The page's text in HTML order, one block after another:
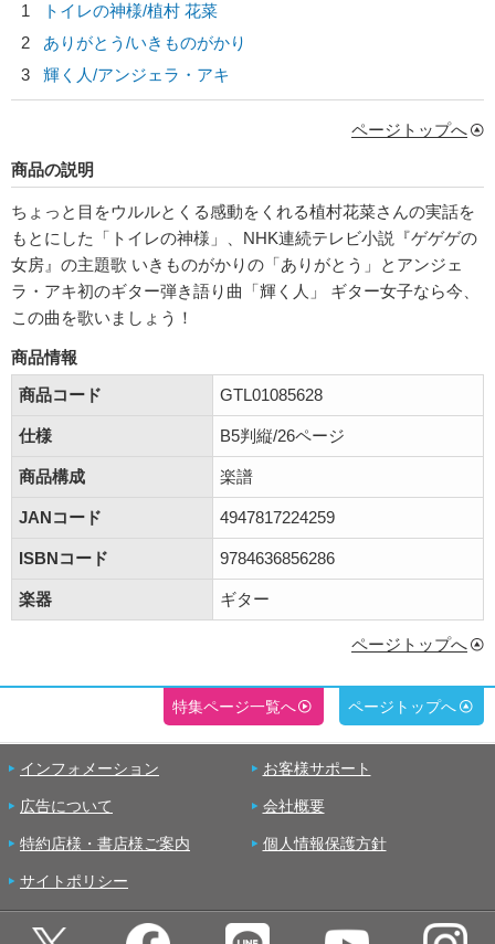
1
トイレの神様/植村 花菜
2
ありがとう/いきものがかり
3
輝く人/アンジェラ・アキ
ページトップへ
商品の説明
ちょっと目をウルルとくる感動をくれる植村花菜さんの実話を
もとにした「トイレの神様」、NHK連続テレビ小説『ゲゲゲの
女房』の主題歌 いきものがかりの「ありがとう」とアンジェ
ラ・アキ初のギター弾き語り曲「輝く人」 ギター女子なら今、
この曲を歌いましょう！
商品情報
商品コード
GTL01085628
仕様 B5判縦/26ページ
商品構成 楽譜
JANコード 4947817224259
ISBNコード 9784636856286
楽器 ギター
ページトップへ
特集ページ一覧へ ページトップへ
インフォメーション お客様サポート
広告について 会社概要
特約店様・書店様ご案内 個人情報保護方針
サイトポリシー